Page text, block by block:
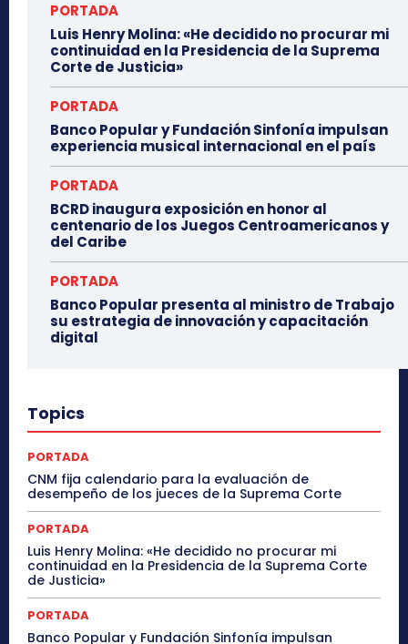
PORTADA
Luis Henry Molina: «He decidido no procurar mi
continuidad en la Presidencia de la Suprema
Corte de Justicia»
PORTADA
Banco Popular y Fundación Sinfonía impulsan
experiencia musical internacional en el país
PORTADA
BCRD inaugura exposición en honor al
centenario de los Juegos Centroamericanos y
del Caribe
PORTADA
Banco Popular presenta al ministro de Trabajo
su estrategia de innovación y capacitación
digital
Topics
PORTADA
CNM fija calendario para la evaluación de
desempeño de los jueces de la Suprema Corte
PORTADA
Luis Henry Molina: «He decidido no procurar mi
continuidad en la Presidencia de la Suprema Corte
de Justicia»
PORTADA
Banco Popular y Fundación Sinfonía impulsan